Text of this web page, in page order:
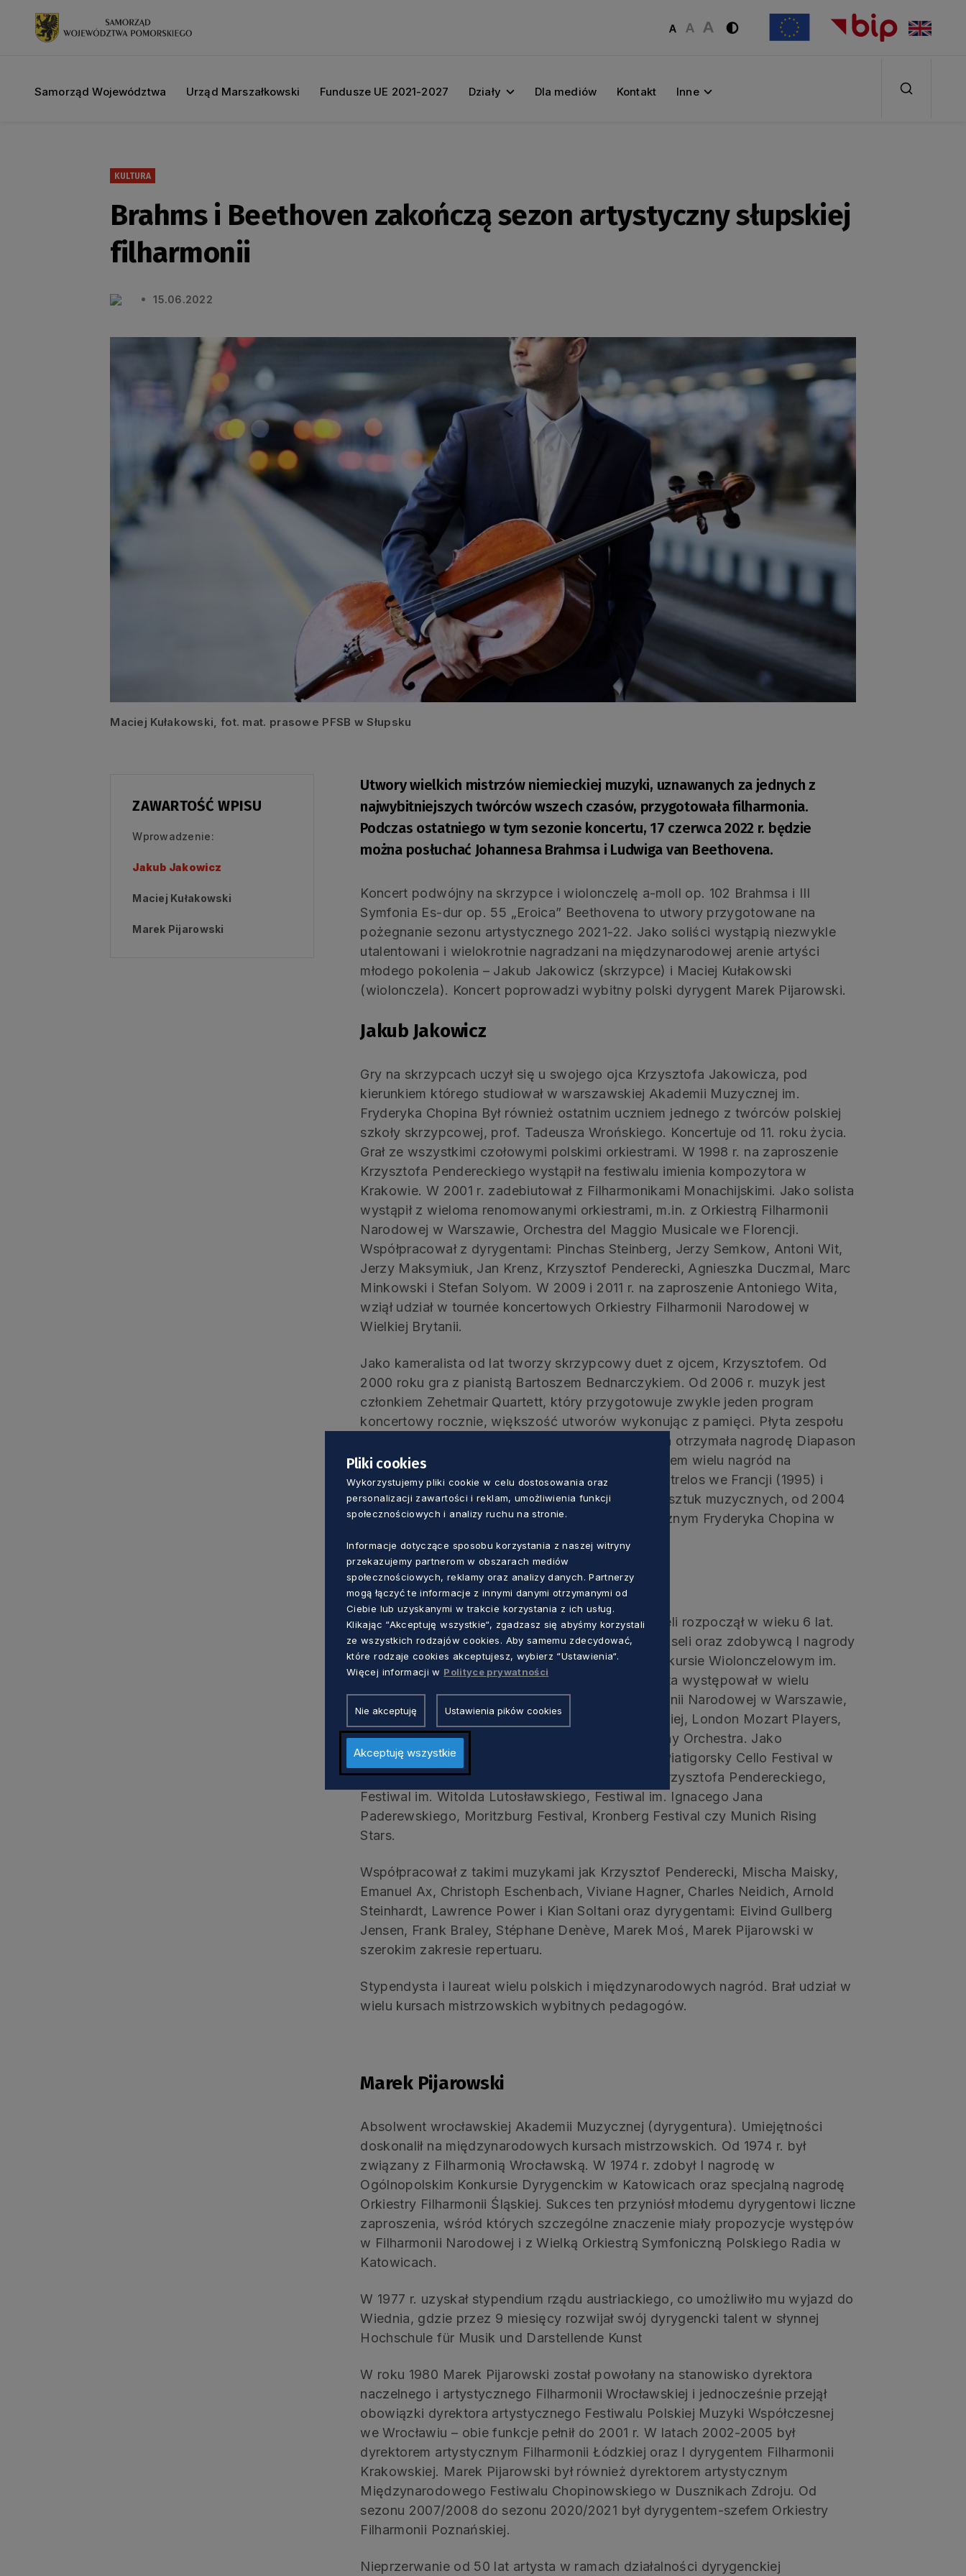
Samorząd Województwa Urząd Marszałkowski Fundusze UE 2021-2027 Działy Dla mediów Kontakt Inne
KULTURA
Brahms i Beethoven zakończą sezon artystyczny słupskiej
filharmonii
15.06.2022
Maciej Kułakowski, fot. mat. prasowe PFSB w Słupsku
ZAWARTOŚĆ WPISU
Wprowadzenie:
Jakub Jakowicz
Maciej Kułakowski
Marek Pijarowski
Utwory wielkich mistrzów niemieckiej muzyki, uznawanych za jednych z
najwybitniejszych twórców wszech czasów, przygotowała filharmonia.
Podczas ostatniego w tym sezonie koncertu, 17 czerwca 2022 r. będzie
można posłuchać Johannesa Brahmsa i Ludwiga van Beethovena.
Koncert podwójny na skrzypce i wiolonczelę a-moll op. 102 Brahmsa i III
Symfonia Es-dur op. 55 „Eroica” Beethovena to utwory przygotowane na
pożegnanie sezonu artystycznego 2021-22. Jako soliści wystąpią niezwykle
utalentowani i wielokrotnie nagradzani na międzynarodowej arenie artyści
młodego pokolenia – Jakub Jakowicz (skrzypce) i Maciej Kułakowski
(wiolonczela). Koncert poprowadzi wybitny polski dyrygent Marek Pijarowski.
Jakub Jakowicz
Gry na skrzypcach uczył się u swojego ojca Krzysztofa Jakowicza, pod
kierunkiem którego studiował w warszawskiej Akademii Muzycznej im.
Fryderyka Chopina Był również ostatnim uczniem jednego z twórców polskiej
szkoły skrzypcowej, prof. Tadeusza Wrońskiego. Koncertuje od 11. roku życia.
Grał ze wszystkimi czołowymi polskimi orkiestrami. W 1998 r. na zaproszenie
Krzysztofa Pendereckiego wystąpił na festiwalu imienia kompozytora w
Krakowie. W 2001 r. zadebiutował z Filharmonikami Monachijskimi. Jako solista
wystąpił z wieloma renomowanymi orkiestrami, m.in. z Orkiestrą Filharmonii
Narodowej w Warszawie, Orchestra del Maggio Musicale we Florencji.
Współpracował z dyrygentami: Pinchas Steinberg, Jerzy Semkow, Antoni Wit,
Jerzy Maksymiuk, Jan Krenz, Krzysztof Penderecki, Agnieszka Duczmal, Marc
Minkowski i Stefan Solyom. W 2009 i 2011 r. na zaproszenie Antoniego Wita,
wziął udział w tournée koncertowych Orkiestry Filharmonii Narodowej w
Wielkiej Brytanii.
Jako kameralista od lat tworzy skrzypcowy duet z ojcem, Krzysztofem. Od
2000 roku gra z pianistą Bartoszem Bednarczykiem. Od 2006 r. muzyk jest
członkiem Zehetmair Quartett, który przygotowuje zwykle jeden program
koncertowy rocznie, większość utworów wykonując z pamięci. Płyta zespołu
(ECM) z utworami Béli Bartóka i Paula Hindemitha otrzymała nagrodę Diapason
d’Or de l’Anneé 2007. Jakub Jakowicz jest laureatem wielu nagród na
konkursach skrzypcowych w Lublinie (1993), Wattrelos we Francji (1995) i
Takasaki w Japonii (1999). Posiada tytuł doktora sztuk muzycznych, od 2004
r. uczy gry skrzypcowej na Uniwersytecie Muzycznym Fryderyka Chopina w
Maciej Kułakowski
Urodzony w 1996 r. w Gdańsku. Grę na wiolonczeli rozpoczął w wieku 6 lat.
Jest laureatem Konkursu Królowej Elżbiety w Brukseli oraz zdobywcą I nagrody
i nagrody specjalnej na X Międzynarodowym Konkursie Wiolonczelowym im.
Witolda Lutosławskiego w Warszawie. Jako solista występował w wielu
krajach Europy i świata, m.in. z Orkiestrą Filharmonii Narodowej w Warszawie,
Sinfoniettą Cracovią, Orkiestrą Filharmonii Bałtyckiej, London Mozart Players,
Kammerphilharmonie Bremen, Brussels Philharmony Orchestra. Jako
kameralista brał udział w takich festiwalach, jak: Piatigorsky Cello Festival w
Los Angeles, Beijing Cello Festival, Festiwal im. Krzysztofa Pendereckiego,
Festiwal im. Witolda Lutosławskiego, Festiwal im. Ignacego Jana
Paderewskiego, Moritzburg Festival, Kronberg Festival czy Munich Rising
Stars.
Współpracował z takimi muzykami jak Krzysztof Penderecki, Mischa Maisky,
Emanuel Ax, Christoph Eschenbach, Viviane Hagner, Charles Neidich, Arnold
Steinhardt, Lawrence Power i Kian Soltani oraz dyrygentami: Eivind Gullberg
Jensen, Frank Braley, Stéphane Denève, Marek Moś, Marek Pijarowski w
szerokim zakresie repertuaru.
Stypendysta i laureat wielu polskich i międzynarodowych nagród. Brał udział w
wielu kursach mistrzowskich wybitnych pedagogów.
Marek Pijarowski
Absolwent wrocławskiej Akademii Muzycznej (dyrygentura). Umiejętności
doskonalił na międzynarodowych kursach mistrzowskich. Od 1974 r. był
związany z Filharmonią Wrocławską. W 1974 r. zdobył I nagrodę w
Ogólnopolskim Konkursie Dyrygenckim w Katowicach oraz specjalną nagrodę
Orkiestry Filharmonii Śląskiej. Sukces ten przyniósł młodemu dyrygentowi liczne
zaproszenia, wśród których szczególne znaczenie miały propozycje występów
w Filharmonii Narodowej i z Wielką Orkiestrą Symfoniczną Polskiego Radia w
Katowicach.
W 1977 r. uzyskał stypendium rządu austriackiego, co umożliwiło mu wyjazd do
Wiednia, gdzie przez 9 miesięcy rozwijał swój dyrygencki talent w słynnej
Hochschule für Musik und Darstellende Kunst
W roku 1980 Marek Pijarowski został powołany na stanowisko dyrektora
naczelnego i artystycznego Filharmonii Wrocławskiej i jednocześnie przejął
obowiązki dyrektora artystycznego Festiwalu Polskiej Muzyki Współczesnej
we Wrocławiu – obie funkcje pełnił do 2001 r. W latach 2002-2005 był
dyrektorem artystycznym Filharmonii Łódzkiej oraz I dyrygentem Filharmonii
Krakowskiej. Marek Pijarowski był również dyrektorem artystycznym
Międzynarodowego Festiwalu Chopinowskiego w Dusznikach Zdroju. Od
sezonu 2007/2008 do sezonu 2020/2021 był dyrygentem-szefem Orkiestry
Filharmonii Poznańskiej.
Nieprzerwanie od 50 lat artysta w ramach działalności dyrygenckiej
Pliki cookies
Wykorzystujemy pliki cookie w celu dostosowania oraz
personalizacji zawartości i reklam, umożliwienia funkcji
społecznościowych i analizy ruchu na stronie.
Informacje dotyczące sposobu korzystania z naszej witryny
przekazujemy partnerom w obszarach mediów
społecznościowych, reklamy oraz analizy danych. Partnerzy
mogą łączyć te informacje z innymi danymi otrzymanymi od
Ciebie lub uzyskanymi w trakcie korzystania z ich usług.
Klikając “Akceptuję wszystkie“, zgadzasz się abyśmy korzystali
ze wszystkich rodzajów cookies. Aby samemu zdecydować,
które rodzaje cookies akceptujesz, wybierz “Ustawienia“.
Więcej informacji w Polityce prywatności
Nie akceptuję Ustawienia pików cookies
Akceptuję wszystkie